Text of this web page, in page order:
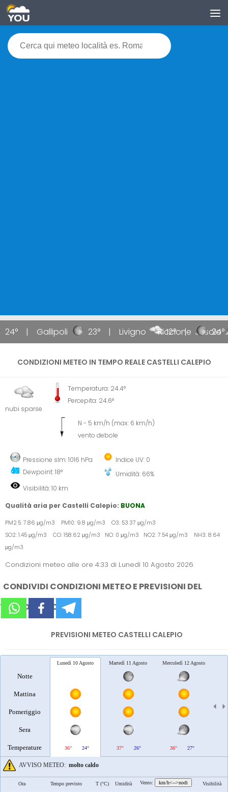
24° Gallipoli 23° Livigno 12° Jesolo
Riccione 24°
CONDIZIONI METEO IN TEMPO REALE CASTELLI CALEPIO
nubi sparse
Temperatura: 24.4°
Percepita: 24.6°
N - 5 km/h (max: 6 km/h)
vento debole
Pressione slm: 1016 hPa
Dewpoint: 18°
Indice UV: 0
Umidità: 66%
Visibilità: 10 km
Qualità aria per Castelli Calepio: BUONA
PM2.5: 7.86 μg/m3 PM10: 9.8 μg/m3 O3: 53.37 μg/m3
SO2: 1.45 μg/m3 CO: 158.62 μg/m3 NO: 0 μg/m3 NO2: 7.54 μg/m3 NH3: 8.64
μg/m3
Condizioni meteo alle ore 4:33 di Lunedì 10 Agosto 2026
CONDIVIDI CONDIZIONI METEO E PREVISIONI DEL
TEMPO SUI SOCIAL
PREVISIONI METEO CASTELLI CALEPIO
Notte
Mattina
Pomeriggio
Sera
Temperature
Lunedì 10 Agosto
36° 24°
Martedì 11 Agosto
37° 26°
Mercoledì 12 Agosto
36° 27°
AVVISO METEO: molto caldo
Ora Tempo previsto T (°C) Umidità Vento: km/h<-->nodi Visibilità